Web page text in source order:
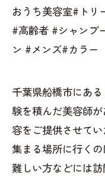
おうち美容室#トリ
#高齢者 #シャンプ
ン #メンズ#カラー
千葉県船橋市にあ
験を積んだ美容師
容をご提供させて
集まる場所に行く
難しい方などには